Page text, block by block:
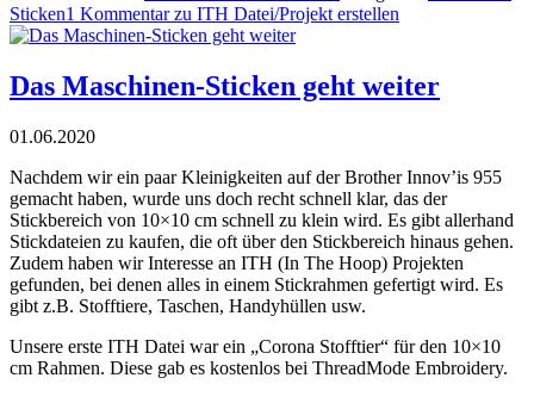
Sticken1 Kommentarzu ITH Datei/Projekt erstellen
Das Maschinen-Sticken geht weiter
01.06.2020
Nachdem wir ein paar Kleinigkeiten auf der Brother Innov’is 955
gemacht haben, wurde uns doch recht schnell klar, das der
Stickbereich von 10×10 cm schnell zu klein wird. Es gibt allerhand
Stickdateien zu kaufen, die oft über den Stickbereich hinaus gehen.
Zudem haben wir Interesse an ITH (In The Hoop) Projekten
gefunden, bei denen alles in einem Stickrahmen gefertigt wird. Es
gibt z.B. Stofftiere, Taschen, Handyhüllen usw.
Unsere erste ITH Datei war ein „Corona Stofftier“ für den 10×10
cm Rahmen. Diese gab es kostenlos bei ThreadMode Embroidery.